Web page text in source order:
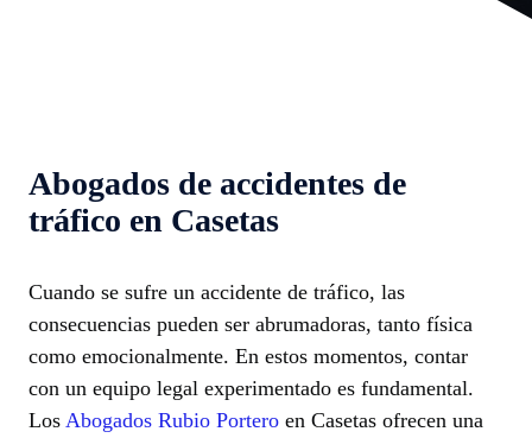
Abogados de accidentes de
tráfico en Casetas
Cuando se sufre un accidente de tráfico, las
consecuencias pueden ser abrumadoras, tanto física
como emocionalmente. En estos momentos, contar
con un equipo legal experimentado es fundamental.
Los Abogados Rubio Portero en Casetas ofrecen una